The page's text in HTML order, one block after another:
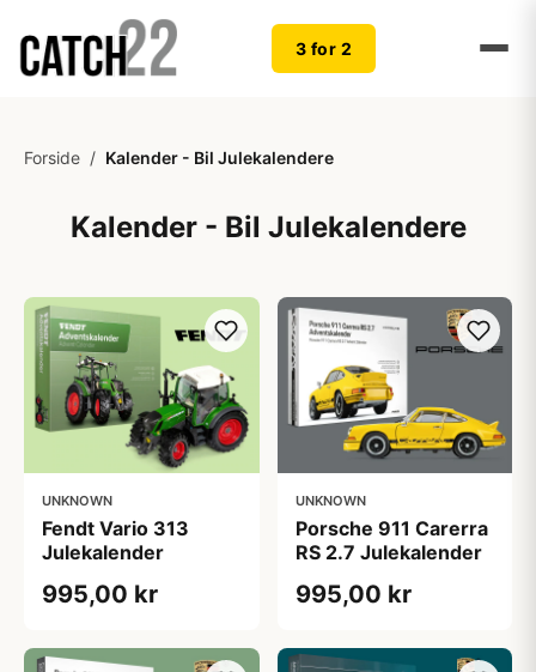
3 for 2
Forside / Kalender - Bil Julekalendere
Kalender - Bil Julekalendere
UNKNOWN
Fendt Vario 313
Julekalender
995,00 kr
UNKNOWN
Porsche 911 Carerra
RS 2.7 Julekalender
995,00 kr